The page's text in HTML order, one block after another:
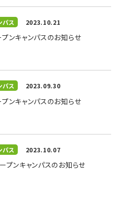
パス 2023.10.21
ンキャンパスのお知らせ
パス 2023.09.30
ンキャンパスのお知らせ
パス 2023.10.07
プンキャンパスのお知らせ